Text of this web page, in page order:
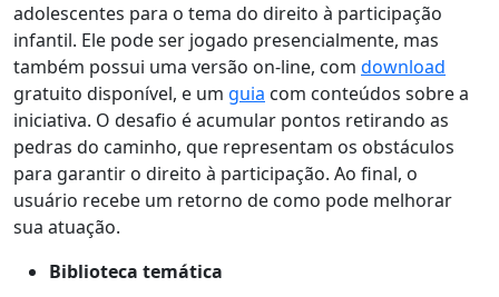
adolescentes para o tema do direito à participação
infantil. Ele pode ser jogado presencialmente, mas
também possui uma versão on-line, com download
gratuito disponível, e um guia com conteúdos sobre a
iniciativa. O desafio é acumular pontos retirando as
pedras do caminho, que representam os obstáculos
para garantir o direito à participação. Ao final, o
usuário recebe um retorno de como pode melhorar
sua atuação.
Biblioteca temática